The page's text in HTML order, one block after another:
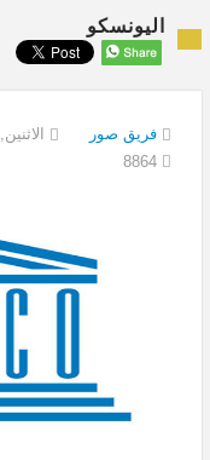
اليونسكو
فريق صور الاثنين, 30 تشرين 2 -0001